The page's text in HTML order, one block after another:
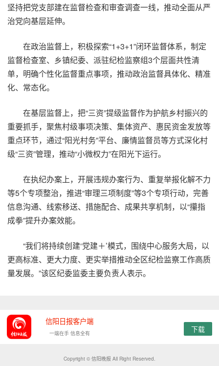
坚持把党支部建在监督检查和审查调查一线，推动全面从严
治党向基层延伸。
在政治监督上，积极探索“1+3+1”闭环监督体系，制定
监督检查室、乡镇纪委、派驻纪检监察组3个层面共性清
单，明确个性化监督重点事项，推动政治监督具体化、精准
化、常态化。
在基层监督上，把“三资”提级监督作为护航乡村振兴的
重要抓手，聚焦村级事项决策、集体资产、惠民资金发放等
重点环节，通过“阳光村务”平台、廉情监督员等方式深化村
级“三资”管理，推动“小微权力”在阳光下运行。
在执纪办案上，开展违规办案行为、重复举报化解不力
等5个专项整治，推进“审理三项制度”等3个专项行动，完善
信息沟通、线索移送、措施配合、成果共享机制，以“攥指
成拳”提升办案效能。
“我们将持续创建‘党建＋’模式，围绕中心服务大局，以
更高标准、更大力度、更实举措推动全区纪检监察工作高质
量发展。”该区纪委监委主要负责人表示。
信阳日报客户端
一端在手 信息全有 下载
Copyright © 信阳晚报 All Right Reserved.